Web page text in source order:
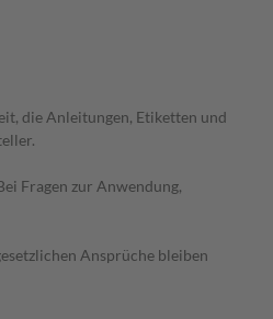
die Anleitungen, Etiketten und
Fragen zur Anwendung,
Ansprüche bleiben